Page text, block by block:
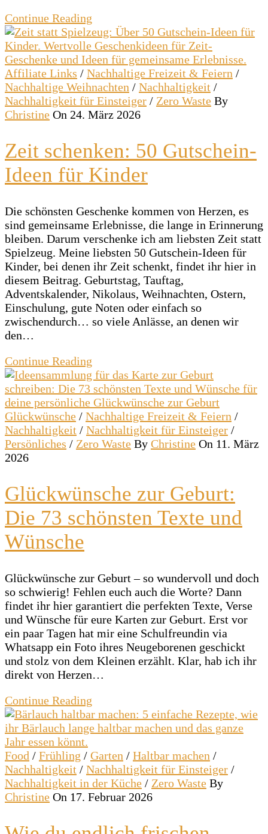
Continue Reading
Affiliate Links / Nachhaltige Freizeit & Feiern /
Nachhaltige Weihnachten / Nachhaltigkeit /
Nachhaltigkeit für Einsteiger / Zero Waste By
Christine On 24. März 2026
Zeit schenken: 50 Gutschein-
Ideen für Kinder
Die schönsten Geschenke kommen von Herzen, es
sind gemeinsame Erlebnisse, die lange in Erinnerung
bleiben. Darum verschenke ich am liebsten Zeit statt
Spielzeug. Meine liebsten 50 Gutschein-Ideen für
Kinder, bei denen ihr Zeit schenkt, findet ihr hier in
diesem Beitrag. Geburtstag, Tauftag,
Adventskalender, Nikolaus, Weihnachten, Ostern,
Einschulung, gute Noten oder einfach so
zwischendurch… so viele Anlässe, an denen wir
den…
Continue Reading
Glückwünsche / Nachhaltige Freizeit & Feiern /
Nachhaltigkeit / Nachhaltigkeit für Einsteiger /
Persönliches / Zero Waste By Christine On 11. März
2026
Glückwünsche zur Geburt:
Die 73 schönsten Texte und
Wünsche
Glückwünsche zur Geburt – so wundervoll und doch
so schwierig! Fehlen euch auch die Worte? Dann
findet ihr hier garantiert die perfekten Texte, Verse
und Wünsche für eure Karten zur Geburt. Erst vor
ein paar Tagen hat mir eine Schulfreundin via
Whatsapp ein Foto ihres Neugeborenen geschickt
und stolz von dem Kleinen erzählt. Klar, hab ich ihr
direkt von Herzen…
Continue Reading
Food / Frühling / Garten / Haltbar machen /
Nachhaltigkeit / Nachhaltigkeit für Einsteiger /
Nachhaltigkeit in der Küche / Zero Waste By
Christine On 17. Februar 2026